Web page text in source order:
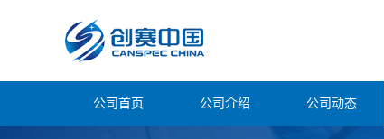
公司首页 公司介绍 公司动态